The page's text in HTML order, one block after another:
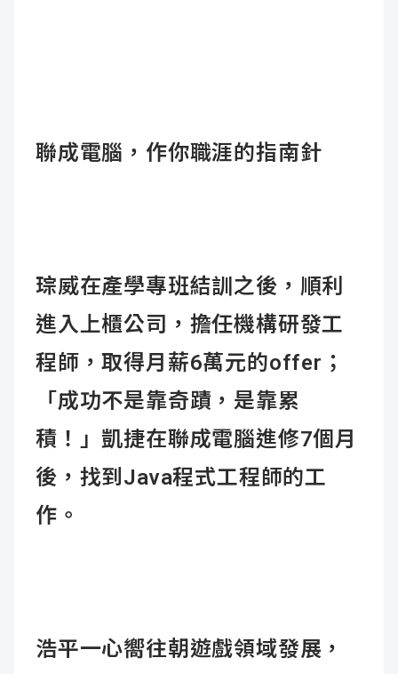
聯成電腦，作你職涯的指南針
琮威在產學專班結訓之後，順利
進入上櫃公司，擔任機構研發工
程師，取得月薪6萬元的offer；
「成功不是靠奇蹟，是靠累
積！」凱捷在聯成電腦進修7個月
後，找到Java程式工程師的工
作。
浩平一心嚮往朝遊戲領域發展，